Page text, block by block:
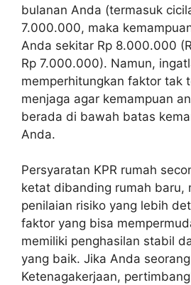
bulanan Anda (termasuk
7.000.000, maka
Anda sekitar Rp 8.000.000
Rp 7.000.000). Namun,
memperhitungkan faktor tak
menjaga agar kemampuan
berada di bawah batas
Anda.
Persyaratan KPR rumah
ketat dibanding rumah baru,
penilaian risiko yang lebih
faktor yang bisa
memiliki penghasilan stabil
yang baik. Jika Anda
Ketenagakerjaan,